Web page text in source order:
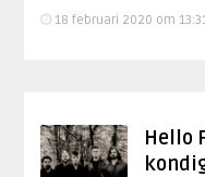
18 februari 2020 om
Hello